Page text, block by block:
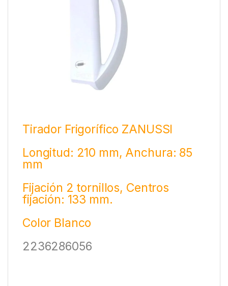
Tirador Frigorífico ZANUSSI
Longitud: 210 mm, Anchura: 85
mm
Fijación 2 tornillos, Centros
fijación: 133 mm.
Color Blanco
2236286056